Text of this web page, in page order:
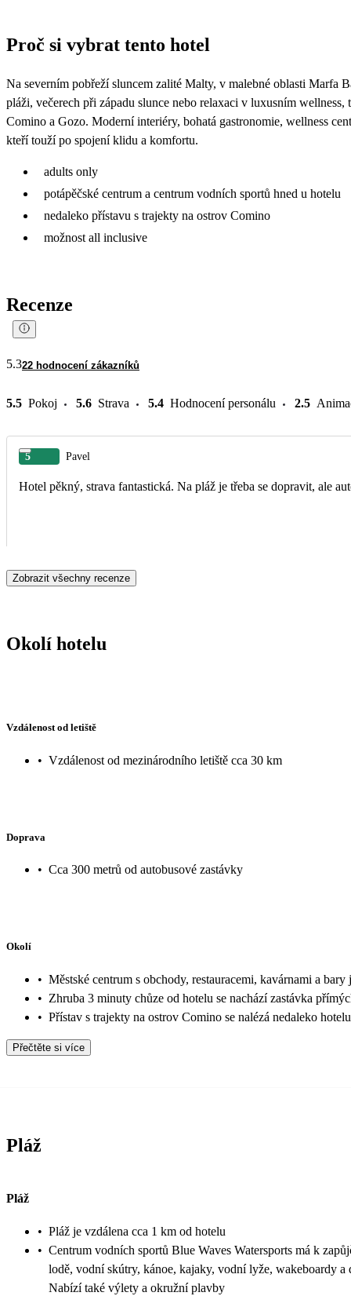
Proč si vybrat tento hotel
Na severním pobřeží sluncem zalité Malty, v malebné oblasti Marfa
pláži, večerech při západu slunce nebo relaxaci v luxusním
Comino a Gozo. Moderní interiéry, bohatá gastronomie, wellness
kteří touží po spojení klidu a komfortu.
adults only
potápěčské centrum a centrum vodních sportů hned u hotelu
nedaleko přístavu s trajekty na ostrov Comino
možnost all inclusive
Recenze
5.322 hodnocení zákazníků
5.5 Pokoj 5.6 Strava 5.4 Hodnocení personálu 2.5
5 Pavel
Hotel pěkný, strava fantastická. Na pláž je třeba se dopravit, ale
Zobrazit všechny recenze
Okolí hotelu
Vzdálenost od letiště
• Vzdálenost od mezinárodního letiště cca 30 km
Doprava
• Cca 300 metrů od autobusové zastávky
Okolí
• Městské centrum s obchody, restauracemi, kavárnami a
• Zhruba 3 minuty chůze od hotelu se nachází zastávka
• Přístav s trajekty na ostrov Comino se nalézá nedaleko
Přečtěte si více
Pláž
Pláž
• Pláž je vzdálena cca 1 km od hotelu
• Centrum vodních sportů Blue Waves Watersports má k
lodě, vodní skútry, kánoe, kajaky, vodní lyže, wakeboardy a
Nabízí také výlety a okružní plavby